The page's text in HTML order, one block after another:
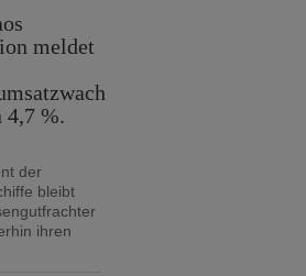
meldet
4,7 %.
der
bleibt
ihren